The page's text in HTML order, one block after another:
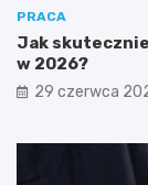
PRACA
Jak
w 2026?
29 czerwca